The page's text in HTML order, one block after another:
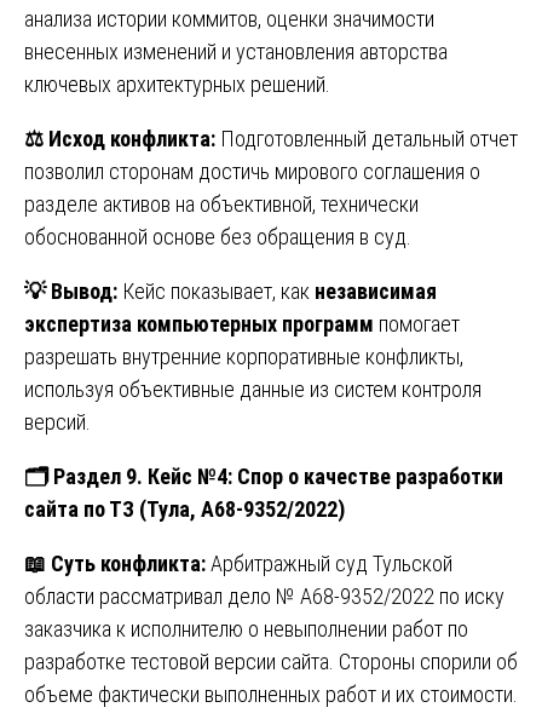
анализа истории коммитов, оценки значимости
внесенных изменений и установления авторства
ключевых архитектурных решений.
⚖️ Исход конфликта: Подготовленный детальный отчет
позволил сторонам достичь мирового соглашения о
разделе активов на объективной, технически
обоснованной основе без обращения в суд.
💡Вывод: Кейс показывает, как независимая
экспертиза компьютерных программ помогает
разрешать внутренние корпоративные конфликты,
используя объективные данные из систем контроля
версий.
🗂️ Раздел 9. Кейс №4: Спор о качестве разработки
сайта по ТЗ (Тула, А68-9352/2022)
📖 Суть конфликта:Арбитражный суд Тульской
области рассматривал дело № А68-9352/2022 по иску
заказчика к исполнителю о невыполнении работ по
разработке тестовой версии сайта. Стороны спорили об
объеме фактически выполненных работ и их стоимости.